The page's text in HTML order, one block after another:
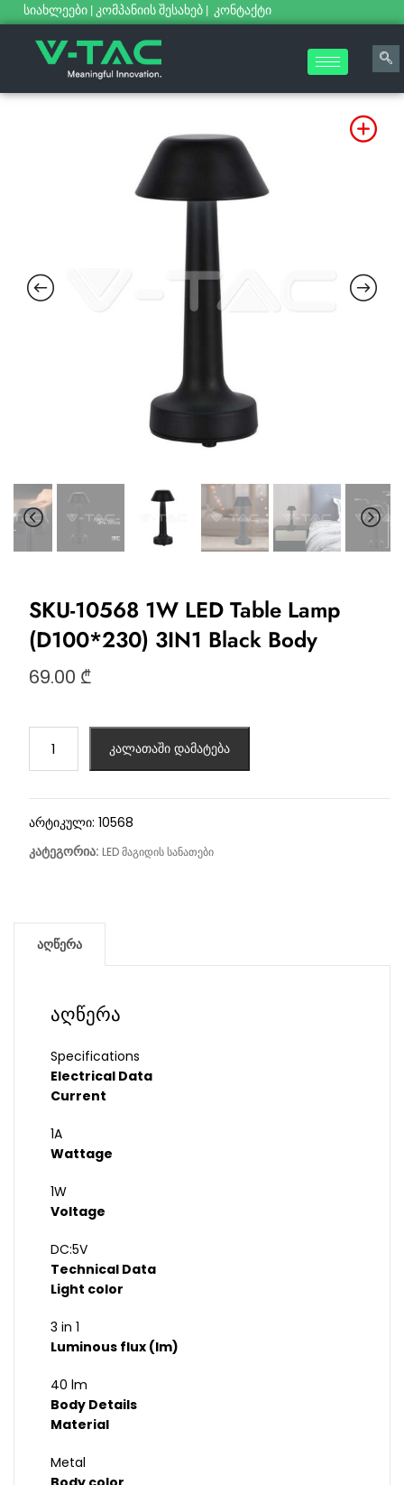
სიახლეები | კომპანიის შესახებ | კონტაქტი
SKU-10568 1W LED Table Lamp
(D100*230) 3IN1 Black Body
69.00 ₾
კალათაში დამატება
არტიკული: 10568
კატეგორია: LED მაგიდის სანათები
აღწერა
აღწერა
Specifications
Electrical Data
Current
1A
Wattage
1W
Voltage
DC:5V
Technical Data
Light color
3 in 1
Luminous flux (lm)
40 lm
Body Details
Material
Metal